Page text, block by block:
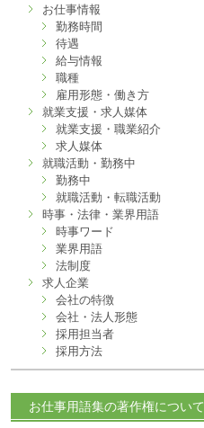
お仕事情報
勤務時間
待遇
給与情報
職種
雇用形態・働き方
就業支援・求人媒体
就業支援・職業紹介
求人媒体
就職活動・勤務中
勤務中
就職活動・転職活動
時事・法律・業界用語
時事ワード
業界用語
法制度
求人企業
会社の特徴
会社・法人形態
採用担当者
採用方法
お仕事用語集の著作権について